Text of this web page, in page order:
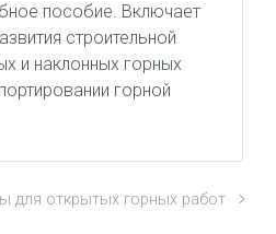
пособие. Включает
строительной
и наклонных горных
горной
для открытых горных работ